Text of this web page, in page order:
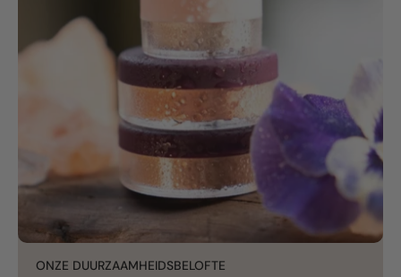
ONZE DUURZAAMHEIDSBELOFTE